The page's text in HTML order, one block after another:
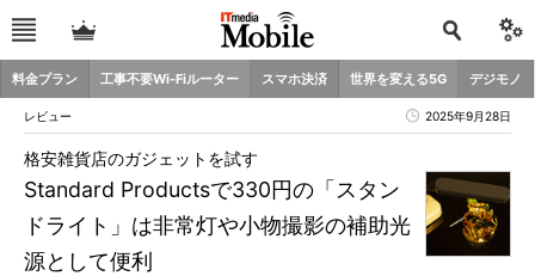
料金プラン 工事不要Wi-Fiルーター スマホ決済 世界を変える5G デジモノ
レビュー 2025年9月28日
Standard Productsで330円の「スタン
ドライト」は非常灯や小物撮影の補助光
源として便利
格安雑貨店のガジェットを試す